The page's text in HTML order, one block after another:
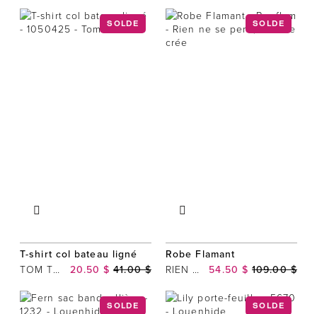
SOLDE
T-shirt col bateau ligné
TOM TAILOR 20.50 $ 41.00 $
SOLDE
Robe Flamant
RIEN NE SE PERD, TOUT SE CRÉE 54.50 $ 109.00 $
SOLDE SOLDE